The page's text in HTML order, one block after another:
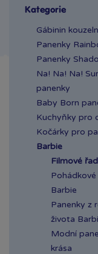
Kategorie
Gábinin
Panenky
Panenky
Na! Na! Na!
panenky
Baby Born
Kuchyňky pro
Kočárky pro
Barbie
Filmové
Barbie
Panenky z
života
Modní
krása